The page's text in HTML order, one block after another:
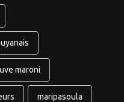
maroni
maripasoula